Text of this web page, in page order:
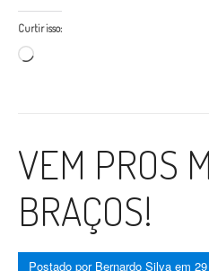
Curtir isso:
Carregando...
VEM PROS
BRAÇOS!
Postado por Bernardo Silva em